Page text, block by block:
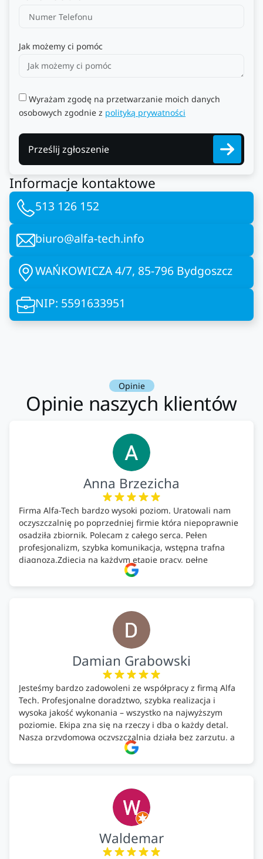
Jak możemy ci pomóc
Wyrażam zgodę na przetwarzanie moich danych
osobowych zgodnie z polityką prywatności
Prześlij zgłoszenie
Informacje kontaktowe
513 126 152
biuro@alfa-tech.info
WAŃKOWICZA 4/7, 85-796 Bydgoszcz
NIP: 5591633951
Opinie
Opinie naszych klientów
Anna Brzezicha
Firma Alfa-Tech bardzo wysoki poziom. Uratowali nam
oczyszczalnię po poprzedniej firmie która niepoprawnie
osadziła zbiornik. Polecam z całego serca. Pełen
profesjonalizm, szybka komunikacja, wstępna trafna
diagnoza.Zdjęcia na każdym etapie pracy, pełne
doradztwo.Dobrze wyszkoleni i znający się na rzeczy.
Podsumowując ekipa na wysokim poziomie, rzetelna.
Damian Grabowski
Jesteśmy bardzo zadowoleni ze współpracy z firmą Alfa
Tech. Profesjonalne doradztwo, szybka realizacja i
wysoka jakość wykonania – wszystko na najwyższym
poziomie. Ekipa zna się na rzeczy i dba o każdy detal.
Nasza przydomowa oczyszczalnia działa bez zarzutu, a
całość została wykonana zgodnie z terminem i
ustaleniami. Z czystym sumieniem polecamy Alfa Tech
ekologicznych rozwiązań!🍀
Waldemar